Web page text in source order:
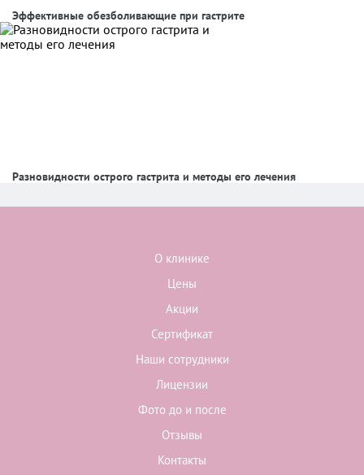
Эффективные обезболивающие при гастрите
Разновидности острого гастрита и методы его лечения
О клинике
Цены
Акции
Сертификат
Наши сотрудники
Лицензии
Фото до и после
Отзывы
Контакты